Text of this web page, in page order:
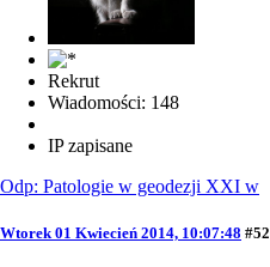
Rekrut
Wiadomości: 148
IP zapisane
Odp: Patologie w geodezji XXI w
Wtorek 01 Kwiecień 2014, 10:07:48 #52